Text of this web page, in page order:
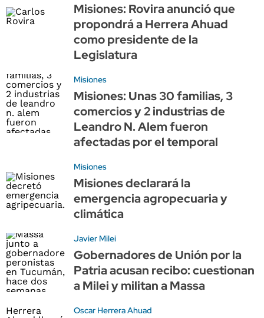
Misiones: Rovira anunció que
propondrá a Herrera Ahuad
como presidente de la
Legislatura
Misiones
Misiones: Unas 30 familias, 3
comercios y 2 industrias de
Leandro N. Alem fueron
afectadas por el temporal
Misiones
Misiones declarará la
emergencia agropecuaria y
climática
Javier Milei
Gobernadores de Unión por la
Patria acusan recibo: cuestionan
a Milei y militan a Massa
Oscar Herrera Ahuad